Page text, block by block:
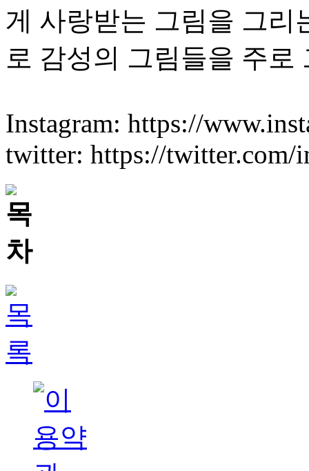
게 사랑받는 그림을 그리
로 감성의 그림들을 주로
Instagram: https://
twitter: https://twitter.com/